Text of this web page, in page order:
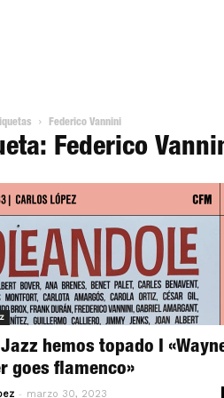
Federico Vannini
Federico
hemos topado I
goes flamenco»
- marzo 30, 2023